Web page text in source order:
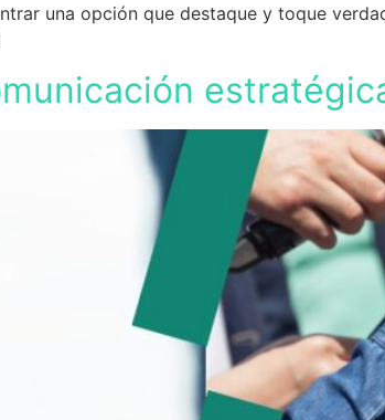
una opción que destaque y toque